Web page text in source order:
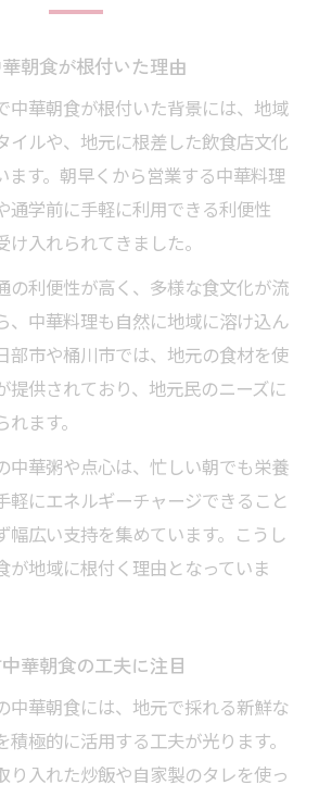
朝食が根付いた理由
中華朝食が根付いた背景には、地域
イルや、地元に根差した飲食店文化
ます。朝早くから営業する中華料理
通学前に手軽に利用できる利便性
入れられてきました。
の利便性が高く、多様な食文化が流
、中華料理も自然に地域に溶け込ん
部市や桶川市では、地元の食材を使
提供されており、地元民のニーズに
ます。
中華粥や点心は、忙しい朝でも栄養
軽にエネルギーチャージできること
幅広い支持を集めています。こうし
が地域に根付く理由となっていま
華朝食の工夫に注目
中華朝食には、地元で採れる新鮮な
極的に活用する工夫が光ります。
り入れた炒飯や自家製のタレを使っ